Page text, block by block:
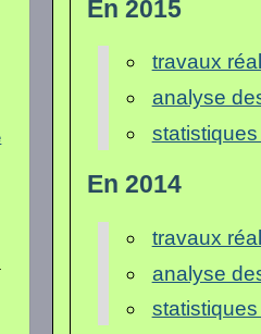
En 2015
travaux
analyse
En 2014
travaux
analyse